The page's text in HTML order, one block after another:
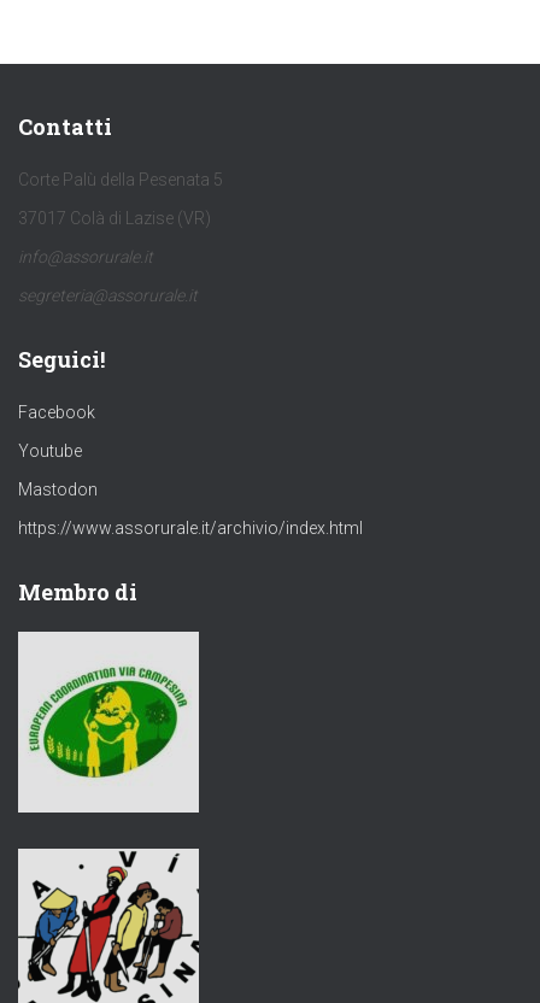
Contatti
Corte Palù della Pesenata 5
37017 Colà di Lazise (VR)
info@assorurale.it
segreteria@assorurale.it
Seguici!
Facebook
Youtube
Mastodon
https://www.assorurale.it/archivio/index.html
Membro di